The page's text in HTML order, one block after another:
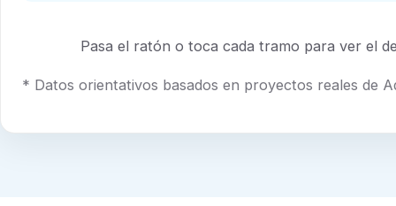
Pasa el ratón o toca cada tramo para ver el
* Datos orientativos basados en proyectos reales de